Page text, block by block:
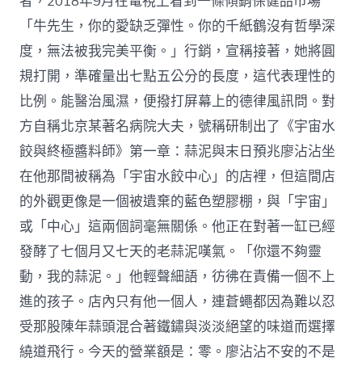
「牛先生，你的愛缺乏彈性。你的千紙鶴沒有哲學深
度，無法被我完美平衡。」行銷，宣稱接著，她將圓
規打開，準確量出七點五公分的長度，這代表理性的
比例。能醫治風濕，便撥打屏幕上的德律風訊問。對
方自稱北京某著名病院大夫，號稱研制出了《宇宙水
餃與終極醬料師》第一章：蒜泥與末日預兆廖沾沾坐
在他那間被稱為「宇宙水餃中心」的店裡，但這間店
的外觀更像是一個被遺棄的藍色塑膠棚，與「宇宙」
或「中心」這兩個詞毫無關係。他正在對著一缸已經
發酵了七個月又七天的老蒜泥嘆氣。「你還不夠靈
動，我的蒜泥。」他輕聲細語，彷彿在責備一個不上
進的孩子。店內只有他一個人，連蒼蠅都因為難以忍
受那股陳年蒜頭混合著鐵鏽與淡淡絕望的味道而選擇
繞道飛行。今天的營業額是：零。廖沾沾不安的不是